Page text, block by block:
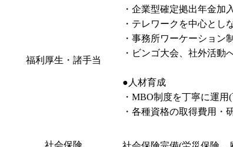
福利厚生・諸手当
・企業型確定拠出年金加
・テレワークを中心と
・事務所ワーケーション
・ビンゴ大会、社外活動
●人材育成
・MBO制度を丁寧に運
・各種資格の取得費用・